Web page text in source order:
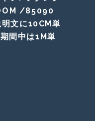
/85090
文に10CM単
間中は1M単